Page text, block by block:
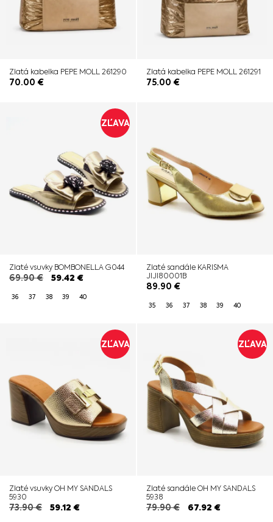
Zlatá kabelka PEPE MOLL 261290
70.00 €
Zlatá kabelka PEPE MOLL 261291
75.00 €
ZĽAVA
Zlaté vsuvky BOMBONELLA G044
69.90€ 59.42 €
36 37 38 39 40
Zlaté sandále KARISMA
JIJI80001B
89.90 €
35 36 37 38 39 40
ZĽAVA
Zlaté vsuvky OH MY SANDALS
5930
73.90€ 59.12 €
ZĽAVA
Zlaté sandále OH MY SANDALS
5938
79.90€ 67.92 €